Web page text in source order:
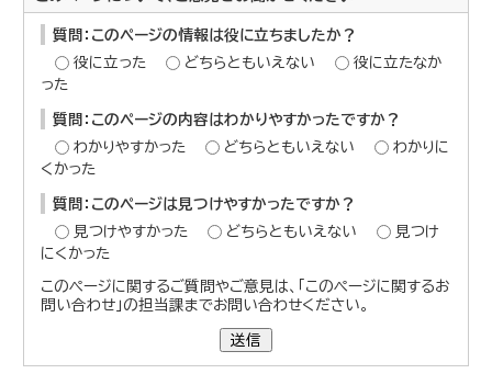
質問：このページの情報は役に立ちましたか？
役に立った
どちらともいえない
役に立たなか
った
質問：このページの内容はわかりやすかったですか？
わかりやすかった
どちらともいえない
わかりに
くかった
質問：このページは見つけやすかったですか？
見つけやすかった
どちらともいえない
見つけ
にくかった
このページに関するご質問やご意見は、「このページに関するお
問い合わせ」の担当課までお問い合わせください。
送信